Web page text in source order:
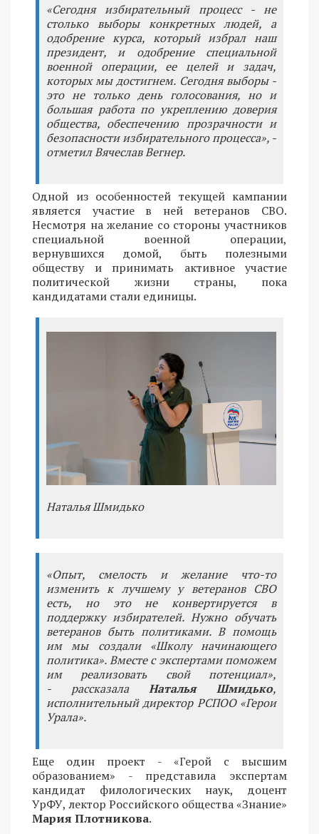
«Сегодня избирательный процесс - не
столько выборы конкретных людей, а
одобрение курса, который избрал наш
президент, и одобрение специальной
военной операции, ее целей и задач,
которых мы достигнем. Сегодня выборы -
это не только день голосования, но и
большая работа по укреплению доверия
общества, обеспечению прозрачности и
безопасности избирательного процесса», -
отметил Вячеслав Вегнер.
Одной из особенностей текущей кампании
является участие в ней ветеранов СВО.
Несмотря на желание со стороны участников
специальной военной операции,
вернувшихся домой, быть полезными
обществу и принимать активное участие
политической жизни страны, пока
кандидатами стали единицы.
Наталья Шмидько
«Опыт, смелость и желание что-то
изменить к лучшему у ветеранов СВО
есть, но это не конвертируется в
поддержку избирателей. Нужно обучать
ветеранов быть политиками. В помощь
им мы создали «Школу начинающего
политика». Вместе с экспертами поможем
им реализовать свой потенциал»,
- рассказалаНаталья Шмидько,
исполнительный директор РСПОО «Герои
Урала».
Еще один проект - «Герой с высшим
образованием» - представила экспертам
кандидат филологических наук, доцент
УрФУ, лектор Российского общества «Знание»
Мария Плотникова.